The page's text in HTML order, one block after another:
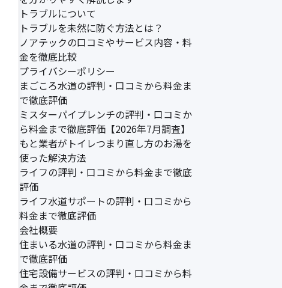
トラブルについて
トラブルを未然に防ぐ方法とは？
ノアテックの口コミやサービス内容・料
金を徹底比較
プライバシーポリシー
まごころ水道の評判・口コミから料金ま
で徹底評価
ミスターパイプレンチの評判・口コミか
ら料金まで徹底評価【2026年7月調査】
もと業者がトイレつまり直し方のお湯を
使った解決方法
ライフの評判・口コミから料金まで徹底
評価
ライフ水道サポートの評判・口コミから
料金まで徹底評価
会社概要
住まいる水道の評判・口コミから料金ま
で徹底評価
住宅設備サービスの評判・口コミから料